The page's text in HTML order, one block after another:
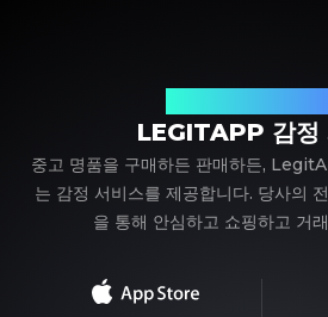
LEGITAPP 감정
중고 명품을 구매하든 판매하든,
는 감정 서비스를 제공합니다. 당사의
을 통해 안심하고 쇼핑하고 거